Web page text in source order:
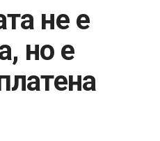
не е
но е